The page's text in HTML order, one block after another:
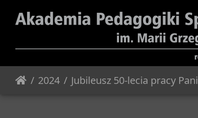
2024 Jubileusz 50-lecia pracy Pani Profesor Józefy Bałachowicz